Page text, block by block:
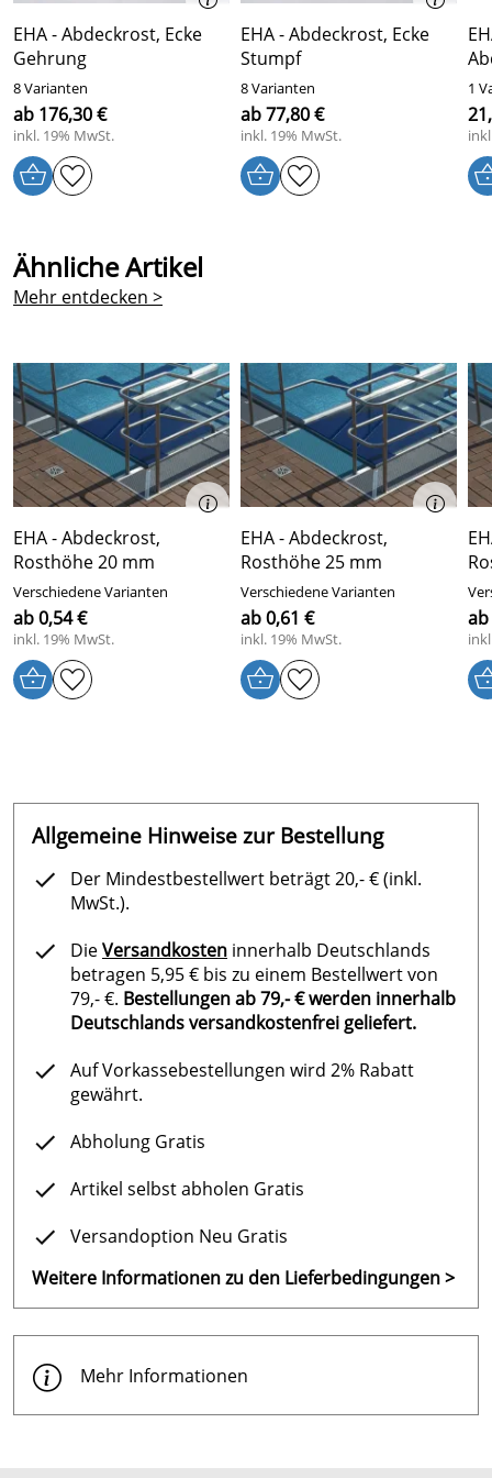
EHA - Abdeckrost, Ecke
Gehrung
8 Varianten
ab 176,30 €
inkl. 19% MwSt.
EHA - Abdeckrost, Ecke
Stumpf
8 Varianten
ab 77,80 €
inkl. 19% MwSt.
1
Ähnliche Artikel
Mehr entdecken >
EHA - Abdeckrost,
Rosthöhe 20 mm
Verschiedene Varianten
ab 0,54 €
inkl. 19% MwSt.
EHA - Abdeckrost,
Rosthöhe 25 mm
Verschiedene Varianten
ab 0,61 €
inkl. 19% MwSt.
ab
Allgemeine Hinweise zur Bestellung
Der Mindestbestellwert beträgt 20,- € (inkl.
MwSt.).
DieVersandkosten innerhalb Deutschlands
betragen 5,95 € bis zu einem Bestellwert von
79,- €. Bestellungen ab 79,- € werden innerhalb
Deutschlands versandkostenfrei geliefert.
Auf Vorkassebestellungen wird 2% Rabatt
gewährt.
Abholung Gratis
Artikel selbst abholen Gratis
Versandoption Neu Gratis
Weitere Informationen zu den Lieferbedingungen >
Mehr Informationen